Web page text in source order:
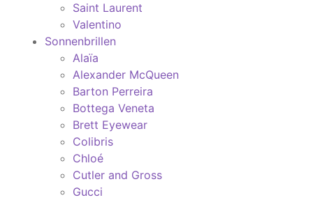
Saint Laurent
Valentino
Sonnenbrillen
Alaïa
Alexander McQueen
Barton Perreira
Bottega Veneta
Brett Eyewear
Colibris
Chloé
Cutler and Gross
Gucci